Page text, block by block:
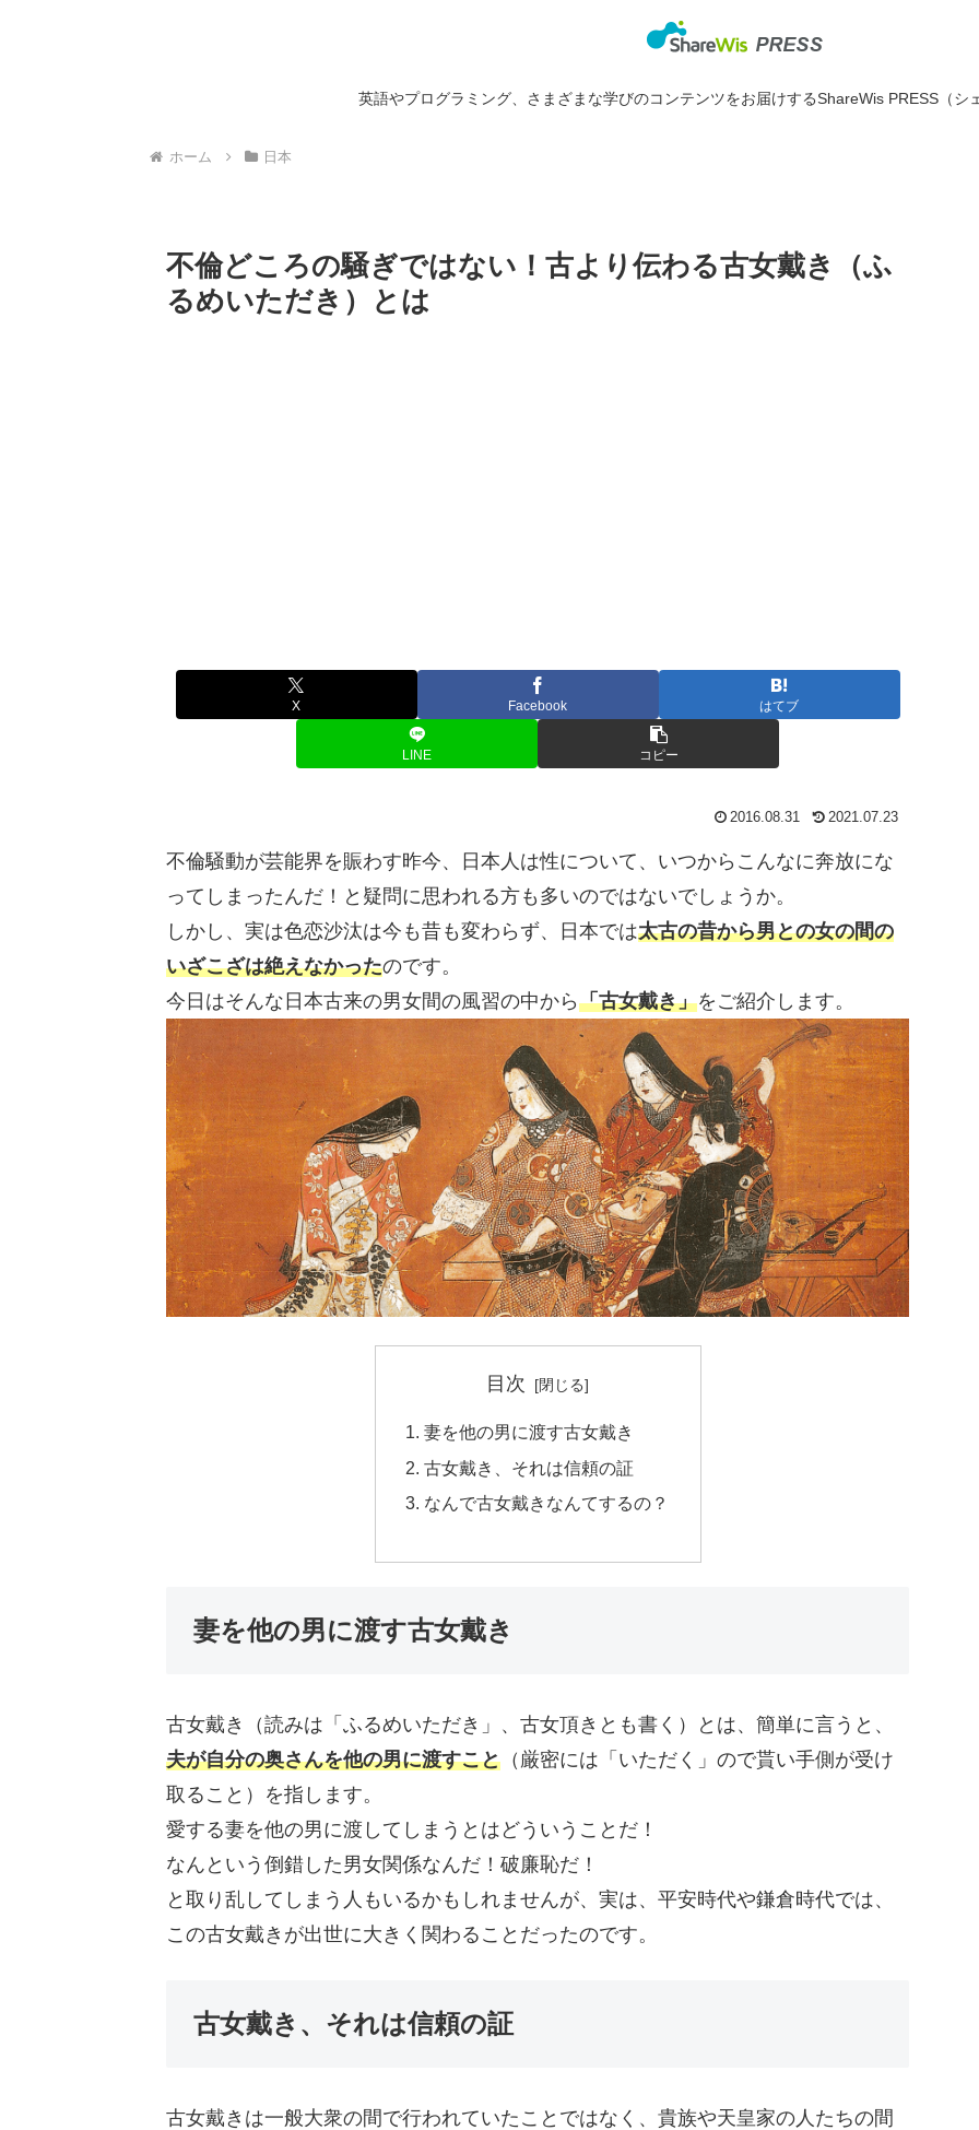
英語やプログラミング、さまざまな学びのコンテンツをお届けするShareWis PRESS（シ
ホーム 日本
不倫どころの騒ぎではない！古より伝わる古女戴き（ふ
るめいただき）とは
X Facebook はてブ
LINE コピー
2016.08.31 2021.07.23
不倫騒動が芸能界を賑わす昨今、日本人は性について、いつからこんなに奔放にな
ってしまったんだ！と疑問に思われる方も多いのではないでしょうか。
しかし、実は色恋沙汰は今も昔も変わらず、日本では太古の昔から男との女の間の
いざこざは絶えなかったのです。
今日はそんな日本古来の男女間の風習の中から「古女戴き」をご紹介します。
目次
妻を他の男に渡す古女戴き
古女戴き、それは信頼の証
なんで古女戴きなんてするの？
妻を他の男に渡す古女戴き
古女戴き（読みは「ふるめいただき」、古女頂きとも書く）とは、簡単に言うと、
夫が自分の奥さんを他の男に渡すこと （厳密には「いただく」ので貰い手側が受け
取ること）を指します。
愛する妻を他の男に渡してしまうとはどういうことだ！
なんという倒錯した男女関係なんだ！破廉恥だ！
と取り乱してしまう人もいるかもしれませんが、実は、平安時代や鎌倉時代では、
この古女戴きが出世に大きく関わることだったのです。
古女戴き、それは信頼の証
古女戴きは一般大衆の間で行われていたことではなく、貴族や天皇家の人たちの間